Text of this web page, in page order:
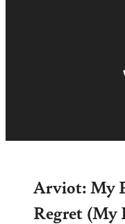
Arviot: My
Regret (My